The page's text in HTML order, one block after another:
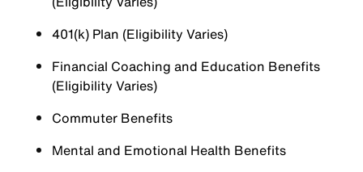
401(k) Plan (Eligibility Varies)
Financial Coaching and Education Benefits
(Eligibility Varies)
Commuter Benefits
Mental and Emotional Health Benefits